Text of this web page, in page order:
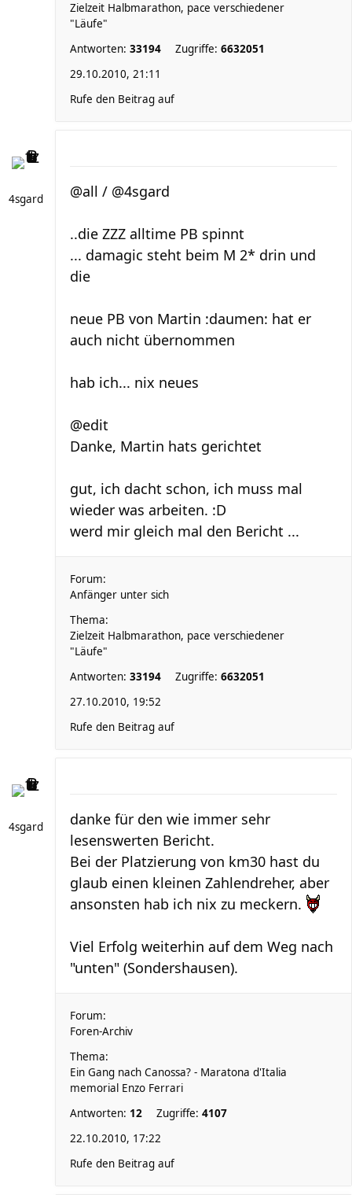
Zielzeit Halbmarathon, pace verschiedener
"Läufe"
Antworten: 33194 Zugriffe: 6632051
29.10.2010, 21:11
Rufe den Beitrag auf
4sgard @all / @4sgard
..die ZZZ alltime PB spinnt
... damagic steht beim M 2* drin und
die
neue PB von Martin :daumen: hat er
auch nicht übernommen
hab ich... nix neues
@edit
Danke, Martin hats gerichtet
gut, ich dacht schon, ich muss mal
wieder was arbeiten. :D
werd mir gleich mal den Bericht ...
Forum:
Anfänger unter sich
Thema:
Zielzeit Halbmarathon, pace verschiedener
"Läufe"
Antworten: 33194 Zugriffe: 6632051
27.10.2010, 19:52
Rufe den Beitrag auf
4sgard
danke für den wie immer sehr
lesenswerten Bericht.
Bei der Platzierung von km30 hast du
glaub einen kleinen Zahlendreher, aber
ansonsten hab ich nix zu meckern.
Viel Erfolg weiterhin auf dem Weg nach
"unten" (Sondershausen).
Forum:
Foren-Archiv
Thema:
Ein Gang nach Canossa? - Maratona d'Italia
memorial Enzo Ferrari
Antworten: 12 Zugriffe: 4107
22.10.2010, 17:22
Rufe den Beitrag auf